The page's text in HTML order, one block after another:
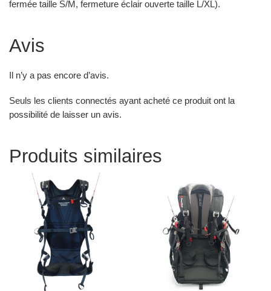
fermée taille S/M, fermeture éclair ouverte taille L/XL).
Avis
Il n’y a pas encore d’avis.
Seuls les clients connectés ayant acheté ce produit ont la
possibilité de laisser un avis.
Produits similaires